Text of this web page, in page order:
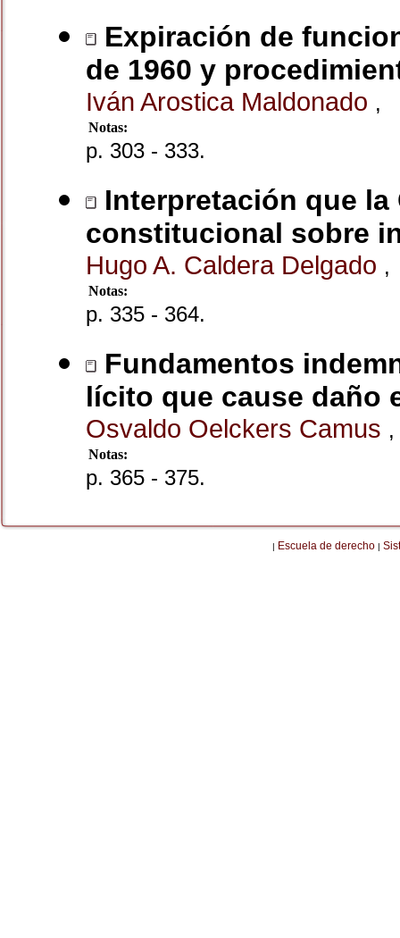
Expiración de
de 1960 y
Iván Arostica Maldonado ,
Notas:
p. 303 - 333.
Interpretación que la
constitucional sobre
Hugo A. Caldera Delgado ,
Notas:
p. 335 - 364.
Fundamentos
lícito que cause daño
Osvaldo Oelckers Camus ,
Notas:
p. 365 - 375.
| Escuela de derecho |